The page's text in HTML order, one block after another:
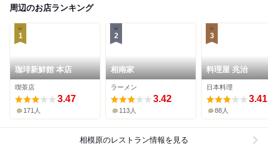
周辺のお店ランキング
1
珈琲新鮮館 本店
喫茶店
3.47
171人
2
相南家
ラーメン
3.42
113人
3
料理屋 兆治
日本料理
3.41
88人
相模原のレストラン情報を見る